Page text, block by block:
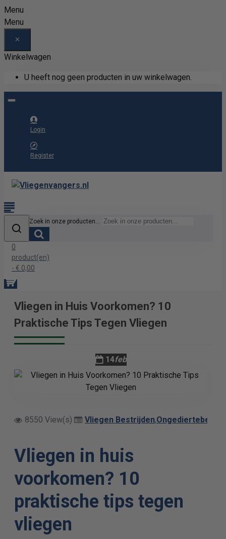
Menu
Menu
Winkelwagen
U heeft nog geen producten in uw winkelwagen.
Login
Register
Zoek in onze producten...
0
product(en)
- € 0,00
Vliegen in Huis Voorkomen? 10
Praktische Tips Tegen Vliegen
14feb
8550 View(s) Vliegen Bestrijden,
Vliegen in huis
voorkomen? 10
praktische tips tegen
vliegen